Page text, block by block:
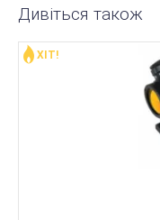
Дивіться також
ХІТ!